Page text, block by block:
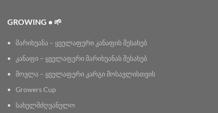
GROWING • 🌱
მარიხუანა – ყველაფერი კანაფის შესახებ
კანაფი – ყველაფერი მარიხუანას შესახებ
მოვლა – ყველაფერი კარგი მოსავლისთვის
Growers Cup
სახელმძღვანელო